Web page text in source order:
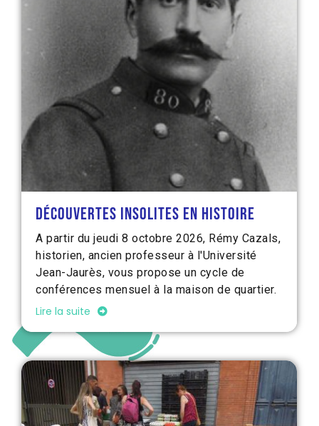
Découvertes insolites en histoire
A partir du jeudi 8 octobre 2026, Rémy Cazals,
historien, ancien professeur à l'Université
Jean-Jaurès, vous propose un cycle de
conférences mensuel à la maison de quartier.
Lire la suite